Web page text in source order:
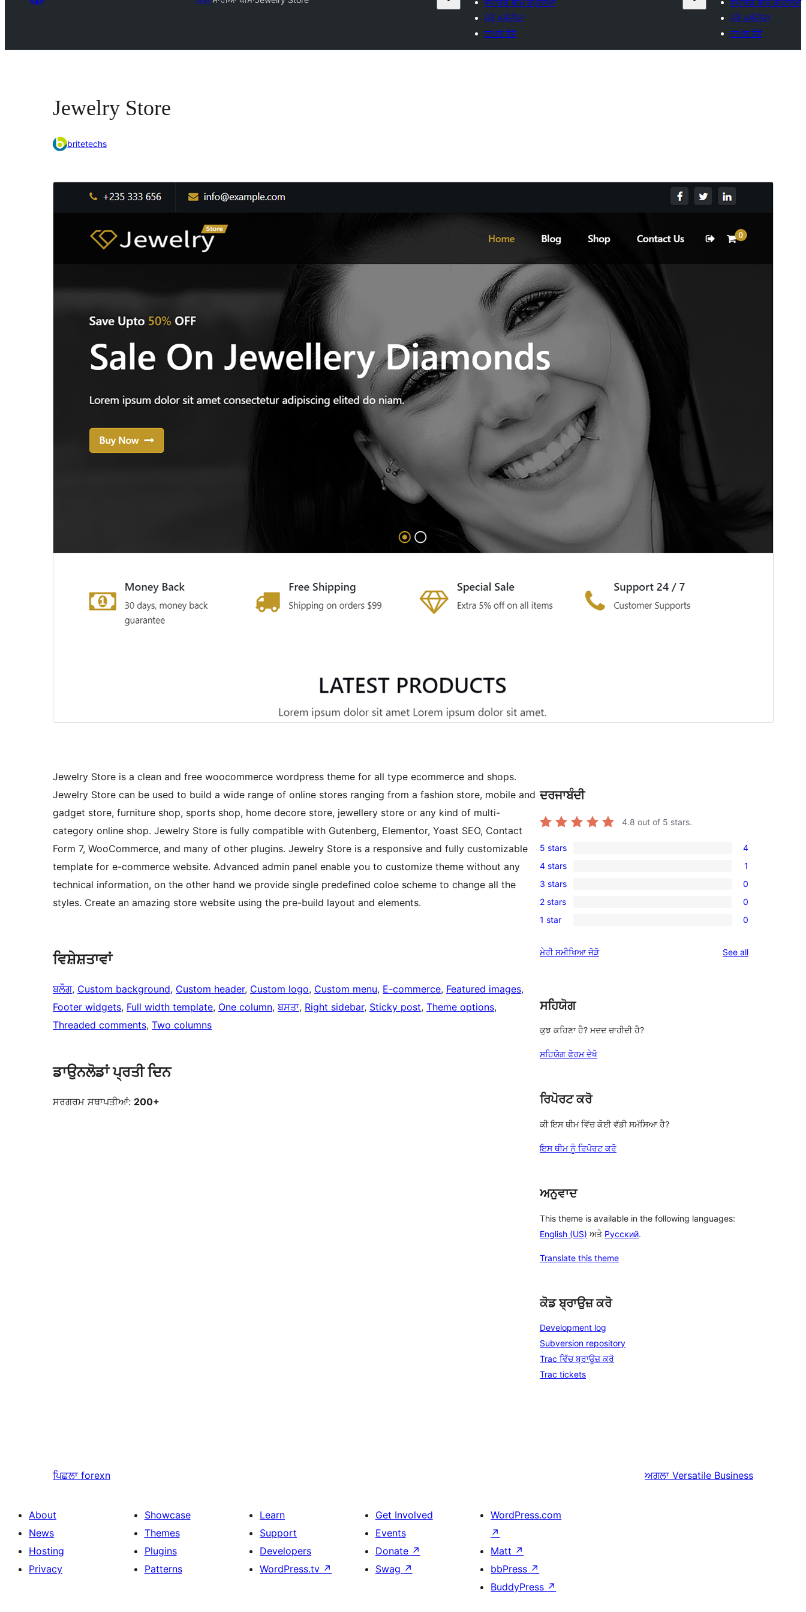
ਵਪਾਰਕ ਥੀਮ ਕੰਪਨੀਆਂ
ਮੇਰੇ ਪਸੰਦੀਦਾ
ਦਾਖਲ ਹੋਵੋ
ਵਪਾਰਕ ਥੀਮ ਕੰਪਨੀਆਂ
ਮੇਰੇ ਪਸੰਦੀਦਾ
ਦਾਖਲ ਹੋਵੋ
Jewelry Store
britetechs
ਸੰਸਕਰਨ
23 ਦਸੰਬਰ 2025
ਸਰਗਰਮ ਸਥਾਪਤੀਆਂ
200+
PHP ਦਾ ਸੰਸਕਰਨ
ਥੀਮ ਦਾ ਮੁੱਖ ਪੰਨਾ
Jewelry Store is a clean and free woocommerce wordpress theme for all type ecommerce and shops.
Jewelry Store can be used to build a wide range of online stores ranging from a fashion store, mobile and
gadget store, furniture shop, sports shop, home decore store, jewellery store or any kind of multi-
category online shop. Jewelry Store is fully compatible with Gutenberg, Elementor, Yoast SEO, Contact
Form 7, WooCommerce, and many of other plugins. Jewelry Store is a responsive and fully customizable
template for e-commerce website. Advanced admin panel enable you to customize theme without any
technical information, on the other hand we provide single predefined coloe scheme to change all the
styles. Create an amazing store website using the pre-build layout and elements.
ਵਿਸ਼ੇਸ਼ਤਾਵਾਂ
ਬਲੌਗ, Custom background, Custom header, Custom logo, Custom menu, E-commerce, Featured images
Footer widgets, Full width template, One column, ਬਸਤਾ, Right sidebar, Sticky post, Theme options
Threaded comments, Two columns
ਡਾਉਨਲੋਡਾਂ ਪ੍ਰਤੀ ਦਿਨ
ਸਰਗਰਮ ਸਥਾਪਤੀਆਂ: 200+
ਦਰਜਾਬੰਦੀ
4.8 out of 5 stars.
4
5-
star
reviews
5 stars 4
1
4-
star
review
4 stars 1
0
3-
star
3 stars 0
0
2-
reviews
2 stars 0
0
star
1 star 0
ਮੇਰੀ ਸਮੀਖਿਆ ਜੋੜੋ See allreviews
ਸਹਿਯੋਗ
ਕੁਝ ਕਹਿਣਾ ਹੈ? ਮਦਦ ਚਾਹੀਦੀ ਹੈ?
ਸਹਿਯੋਗ ਫੋਰਮ ਦੇਖੋ
ਰਿਪੋਰਟ ਕਰੋ
ਕੀ ਇਸ ਥੀਮ ਵਿੱਚ ਕੋਈ ਵੱਡੀ ਸਮੱਸਿਆ ਹੈ?
ਇਸ ਥੀਮ ਨੂੰ ਰਿਪੋਰਟ ਕਰੋ
ਅਨੁਵਾਦ
This theme is available in the following languages:
English (US) ਅਤੇ Русский.
Translate this theme
ਕੋਡ ਬ੍ਰਾਉਜ਼ ਕਰੋ
Development log
Subversion repository
Trac ਵਿੱਚ ਬ੍ਰਾਊਜ਼ ਕਰੋ
Trac tickets
ਪਿਛਲਾ forexn ਅਗਲਾ Versatile Business
About
News
Hosting
Privacy
Showcase
Themes
Plugins
Patterns
Learn
Support
Developers
WordPress.tv ↗
Get Involved
Events
Donate ↗
Swag ↗
WordPress.com
↗
Matt ↗
bbPress ↗
BuddyPress ↗